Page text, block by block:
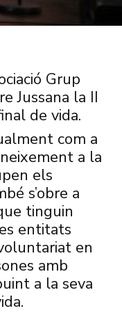
Grup
Jussana la II
de vida.
com a
a la
els
s’obre a
tinguin
entitats
en
amb
a la seva